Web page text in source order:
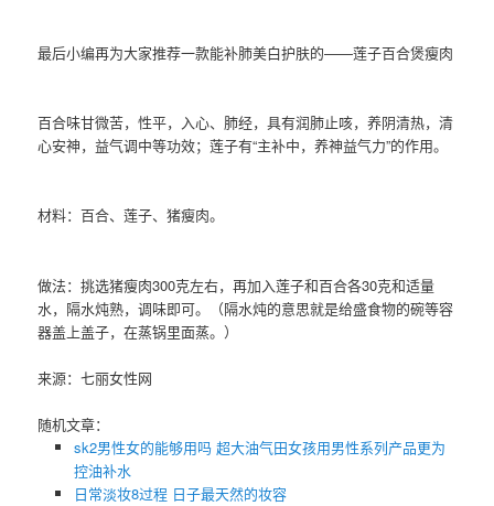
最后小编再为大家推荐一款能补肺美白护肤的——莲子百合煲瘦肉
百合味甘微苦，性平，入心、肺经，具有润肺止咳，养阴清热，清
心安神，益气调中等功效；莲子有“主补中，养神益气力”的作用。
材料：百合、莲子、猪瘦肉。
做法：挑选猪瘦肉300克左右，再加入莲子和百合各30克和适量
水，隔水炖熟，调味即可。（隔水炖的意思就是给盛食物的碗等容
器盖上盖子，在蒸锅里面蒸。）
来源：七丽女性网
随机文章：
sk2男性女的能够用吗 超大油气田女孩用男性系列产品更为
控油补水
日常淡妆8过程 日子最天然的妆容